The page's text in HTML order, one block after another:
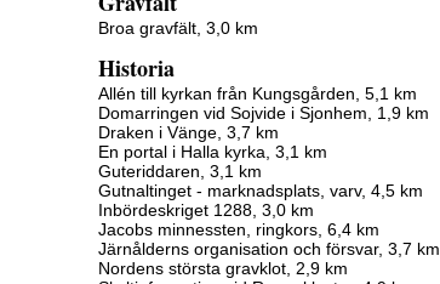
Broa gravfält, 3,0 km
Historia
Allén till kyrkan från Kungsgården, 5,1 km
Domarringen vid Sojvide i Sjonhem, 1,9 km
Draken i Vänge, 3,7 km
En portal i Halla kyrka, 3,1 km
Guteriddaren, 3,1 km
Gutnaltinget - marknadsplats, varv, 4,5 km
Inbördeskriget 1288, 3,0 km
Jacobs minnessten, ringkors, 6,4 km
Järnålderns organisation och försvar, 3,7 km
Nordens största gravklot, 2,9 km